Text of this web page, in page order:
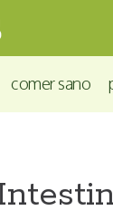
comer sano